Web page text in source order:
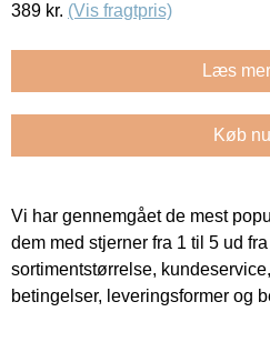
389 kr. (Vis fragtpris)
Læs
Køb
Vi har gennemgået de mest
dem med stjerner fra 1 til 5 ud
sortimentstørrelse,
betingelser, leveringsformer og